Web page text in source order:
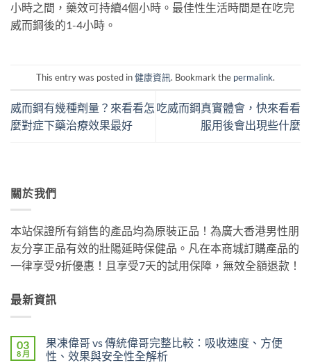
小時之間，藥效可持續4個小時。最佳性生活時間是在吃完
威而鋼後的1-4小時。
This entry was posted in健康資訊. Bookmark the permalink.
威而鋼有幾種劑量？來看看怎
麼對症下藥治療效果最好
吃威而鋼真實體會，快來看看
服用後會出現些什麼
關於我們
本站保證所有銷售的產品均為原裝正品！為廣大香港男性朋
友分享正品有效的壯陽延時保健品。凡在本商城訂購產品的
一律享受9折優惠！且享受7天的試用保障，無效全額退款！
最新資訊
03
8 月
果凍偉哥 vs 傳統偉哥完整比較：吸收速度、方便
性、效果與安全性全解析